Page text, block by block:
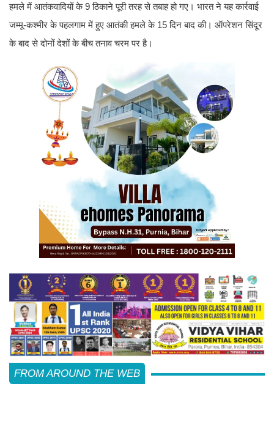
हमले में आतंकवादियों के 9 ठिकाने पूरी तरह से तबाह हो गए। भारत ने यह कार्रवाई
जम्मू-कश्मीर के पहलगाम में हुए आतंकी हमले के 15 दिन बाद की। ऑपरेशन सिंदूर
के बाद से दोनों देशों के बीच तनाव चरम पर है।
FROM AROUND THE WEB